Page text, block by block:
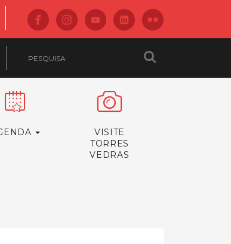
VISITE
TORRES
VEDRAS